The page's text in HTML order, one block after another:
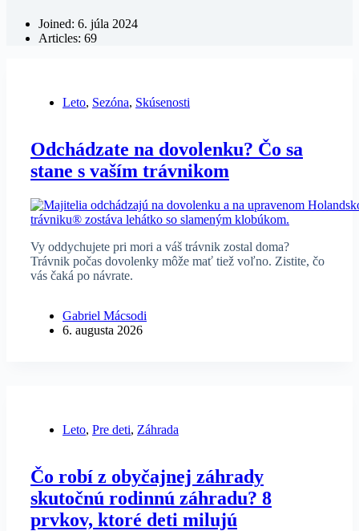
Joined: 6. júla 2024
Articles: 69
Leto, Sezóna, Skúsenosti
Odchádzate na dovolenku? Čo sa
stane s vaším trávnikom
Vy oddychujete pri mori a váš trávnik zostal doma?
Trávnik počas dovolenky môže mať tiež voľno. Zistite, čo
vás čaká po návrate.
Gabriel Mácsodi
6. augusta 2026
Leto, Pre deti, Záhrada
Čo robí z obyčajnej záhrady
skutočnú rodinnú záhradu? 8
prvkov, ktoré deti milujú